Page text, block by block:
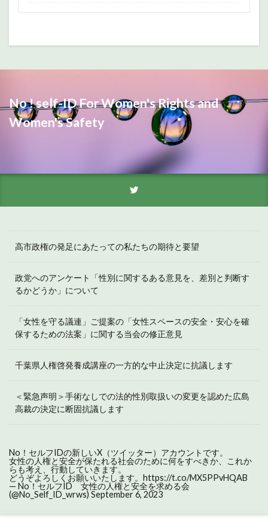
No ! self-ID For Women's Rights and
Women's Safety
高市政権の発足にあたっての私たちの期待と要望
政党へのアンケート「性別に関するある意見を、差別と判断す
るかどうか」について
「女性を守る議連」ご提案の「女性スペースの安全・安心を確
保するための法案」に関する当会の修正意見
千葉県人権啓発養成講座の一方的な中止決定に抗議します
＜緊急声明＞手術なしでの法的性別取扱いの変更を認めた広島
高裁の決定に断固抗議します
No！セルフIDの新しいX（ツイッター）アカウントです。
女性の人権と安全が保たれる社会のために何をすべきか、これか
らも考え、行動していきます。
どうぞよろしくお願いいたします。 https://t.co/MX5PPvHQAB
— No！セルフID 女性の人権と安全を求める会
(@No_Self_ID_wrws) September 6, 2023